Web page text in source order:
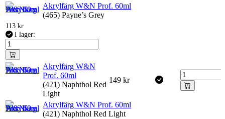
Akrylfärg W&N Prof. 60ml
(465) Payne’s Grey
113 kr
I lager:
Akrylfärg W&N
Prof. 60ml
(421) Naphthol Red
Light
149 kr
Akrylfärg W&N Prof. 60ml
(421) Naphthol Red Light